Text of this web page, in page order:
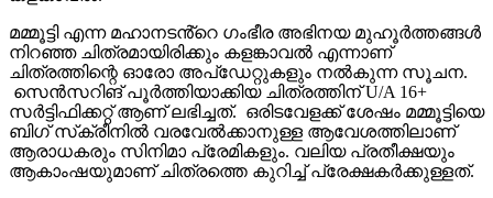
മമ്മൂട്ടി എന്ന മഹാനടൻ്റെ ഗംഭീര അഭിനയ മുഹൂർത്തങ്ങൾ
നിറഞ്ഞ ചിത്രമായിരിക്കും കളങ്കാവൽ എന്നാണ്
ചിത്രത്തിന്റെ ഓരോ അപ്‌ഡേറ്റുകളും നൽകുന്ന സൂചന.
സെൻസറിങ് പൂർത്തിയാക്കിയ ചിത്രത്തിന് U/A 16+
സർട്ടിഫിക്കറ്റ് ആണ് ലഭിച്ചത്. ഒരിടവേളക്ക് ശേഷം മമ്മൂട്ടിയെ
ബിഗ് സ്‌ക്രീനിൽ വരവേൽക്കാനുള്ള ആവേശത്തിലാണ്
ആരാധകരും സിനിമാ പ്രേമികളും. വലിയ പ്രതീക്ഷയും
ആകാംഷയുമാണ് ചിത്രത്തെ കുറിച്ച് പ്രേക്ഷകർക്കുള്ളത്.